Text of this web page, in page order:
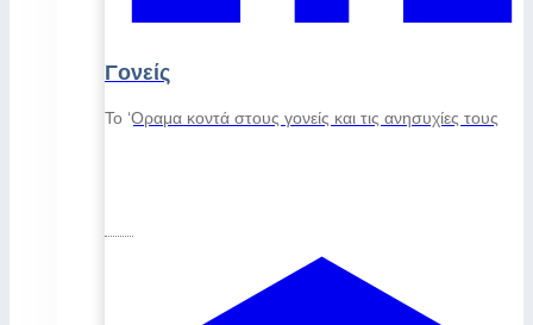
Γονείς
Το ‘Οραμα κοντά στους γονείς και τις ανησυχίες τους